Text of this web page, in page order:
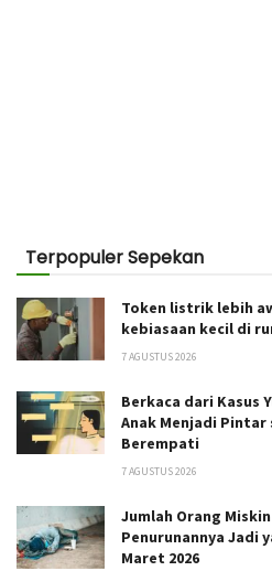
Terpopuler Sepekan
Token listrik lebih
kebiasaan kecil di
7 AGUSTUS 2026
Berkaca dari Kasus
Anak Menjadi Pintar
Berempati
7 AGUSTUS 2026
Jumlah Orang
Penurunannya Jadi
Maret 2026